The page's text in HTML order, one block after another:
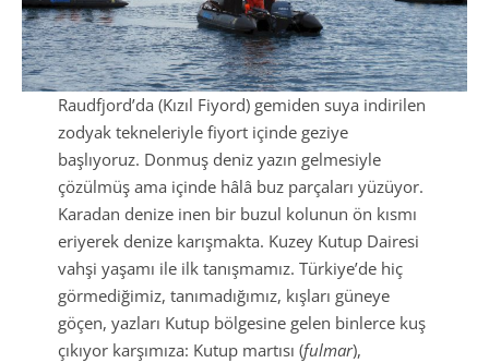
Raudfjord’da (Kızıl Fiyord) gemiden suya indirilen
zodyak tekneleriyle fiyort içinde geziye
başlıyoruz. Donmuş deniz yazın gelmesiyle
çözülmüş ama içinde hâlâ buz parçaları yüzüyor.
Karadan denize inen bir buzul kolunun ön kısmı
eriyerek denize karışmakta. Kuzey Kutup Dairesi
vahşi yaşamı ile ilk tanışmamız. Türkiye’de hiç
görmediğimiz, tanımadığımız, kışları güneye
göçen, yazları Kutup bölgesine gelen binlerce kuş
çıkıyor karşımıza: Kutup martısı (fulmar),